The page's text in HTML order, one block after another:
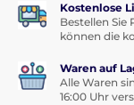
Kostenlose
Bestellen Sie
können die
Waren auf
Alle Waren
16:00 Uhr